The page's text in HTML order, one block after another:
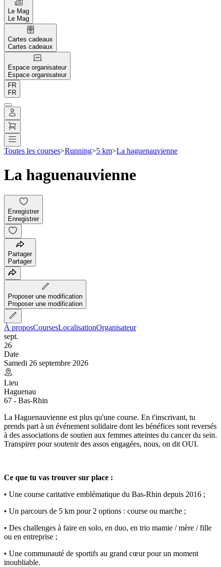
Le Mag
Le Mag
Cartes cadeaux
Cartes cadeaux
Espace organisateur
Espace organisateur
FR
FR
Toutes les courses>Running>5 km>La haguenauvienne
La haguenauvienne
Enregistrer
Enregistrer
Partager
Partager
Proposer une modification
Proposer une modification
À proposCoursesLocalisationOrganisateur
sept.
26
Date
Samedi 26 septembre 2026
Lieu
Haguenau
67 - Bas-Rhin
La Haguenauvienne est plus qu'une course. En t'inscrivant, tu
prends part à un événement solidaire dont les bénéfices sont reversés
à des associations de soutien aux femmes atteintes du cancer du sein.
Transpirer pour soutenir des assos engagées, nous, on dit OUI.
Ce que tu vas trouver sur place :
• Une course caritative emblématique du Bas-Rhin depuis 2016 ;
• Un parcours de 5 km pour 2 options : course ou marche ;
• Des challenges à faire en solo, en duo, en trio mamie / mère / fille
ou en entreprise ;
• Une communauté de sportifs au grand cœur pour un moment
inoubliable.